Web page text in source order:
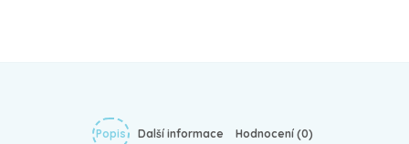
Popis Další informace Hodnocení (0)